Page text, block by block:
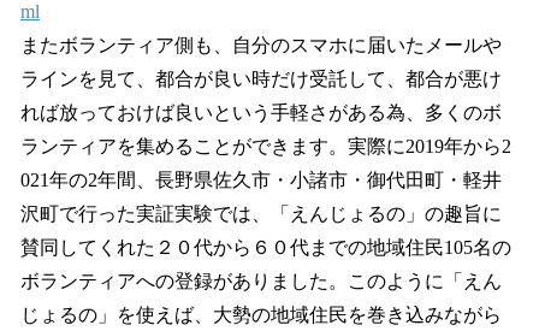
ml
またボランティア側も、自分のスマホに届いたメールや
ラインを見て、都合が良い時だけ受託して、都合が悪け
れば放っておけば良いという手軽さがある為、多くのボ
ランティアを集めることができます。実際に2019年から2
021年の2年間、長野県佐久市・小諸市・御代田町・軽井
沢町で行った実証実験では、「えんじょるの」の趣旨に
賛同してくれた２０代から６０代までの地域住民105名の
ボランティアへの登録がありました。このように「えん
じょるの」を使えば、大勢の地域住民を巻き込みながら